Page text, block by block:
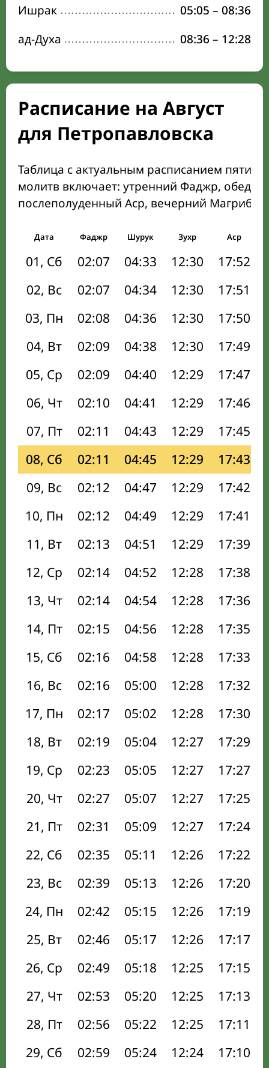
Ишрак 05:05 – 08:36
ад-Духа
08:36 – 12:28
Расписание на Август
для Петропавловска
Таблица с актуальным расписанием пяти
молитв включает: утренний Фаджр,
послеполуденный Аср, вечерний Магриб
Дата Фаджр Шурук Зухр Аср
01, Сб 02:07 04:33 12:30 17:52
02, Вс
02:07 04:34 12:30 17:51
03, Пн
02:08 04:36 12:30 17:50
04, Вт
02:09 04:38 12:30 17:49
05, Ср
02:09 04:40 12:29 17:47
06, Чт
02:10 04:41 12:29 17:46
07, Пт
02:11 04:43 12:29 17:45
08, Сб
02:11 04:45 12:29 17:43
09, Вс
02:12 04:47 12:29 17:42
10, Пн
02:12 04:49 12:29 17:41
11, Вт
02:13 04:51 12:29 17:39
12, Ср
02:14 04:52 12:28 17:38
13, Чт
02:14 04:54 12:28 17:36
14, Пт
02:15 04:56 12:28 17:35
15, Сб
02:16 04:58 12:28 17:33
16, Вс
02:16 05:00 12:28 17:32
17, Пн
02:17 05:02 12:28 17:30
18, Вт
02:19 05:04 12:27 17:29
19, Ср
02:23 05:05 12:27 17:27
20, Чт
02:27 05:07 12:27 17:25
21, Пт
02:31 05:09 12:27 17:24
22, Сб
02:35 05:11 12:26 17:22
23, Вс
02:39 05:13 12:26 17:20
24, Пн
02:42 05:15 12:26 17:19
25, Вт
02:46 05:17 12:26 17:17
26, Ср
02:49 05:18 12:25 17:15
27, Чт
02:53 05:20 12:25 17:13
28, Пт
02:56 05:22 12:25 17:11
29, Сб
02:59 05:24 12:24 17:10